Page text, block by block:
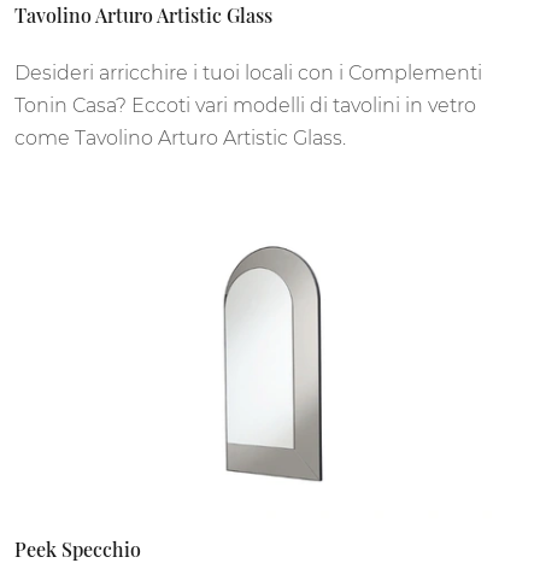
Tavolino Arturo Artistic Glass
Desideri arricchire i tuoi locali con i Complementi
Tonin Casa? Eccoti vari modelli di tavolini in vetro
come Tavolino Arturo Artistic Glass.
Peek Specchio